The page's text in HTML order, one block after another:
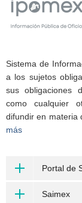
Sistema de
a los sujetos
sus obligaciones
como cualquier
difundir en materia
más
Portal de
Saimex